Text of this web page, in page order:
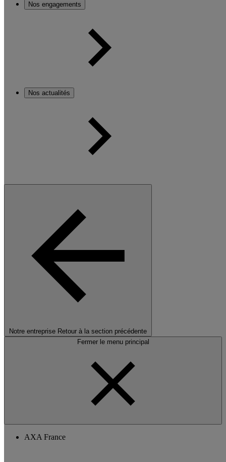
Nos engagements
Nos actualités
Notre entreprise Retour à la section précédente
Fermer le menu principal
AXA France